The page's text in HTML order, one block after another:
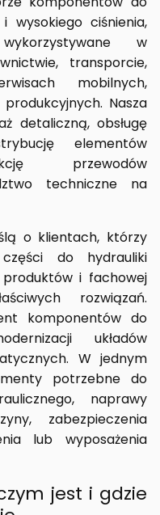
wysokiego ciśnienia,
w
transporcie,
mobilnych,
Nasza
detaliczną, obsługę
elementów
przewodów
techniczne na
o klientach, którzy
do hydrauliki
produktów i fachowej
rozwiązań.
komponentów do
układów
W jednym
potrzebne do
naprawy
zabezpieczenia
lub wyposażenia
jest i gdzie